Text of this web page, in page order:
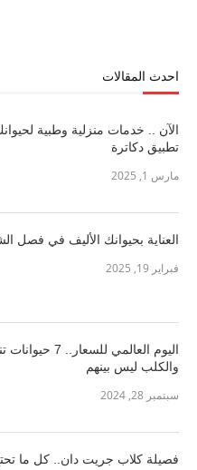
احدث المقالات
الآن .. خدمات منزلية وطبية
تطبيق دكاترة
مارس 1, 2025
العناية بحيوانك الأليف في فصل
فبراير 19, 2025
اليوم العالمي
والكلب ليس بينهم
سبتمبر 28, 2024
فصيلة كلاب جريت دان.. كل ما